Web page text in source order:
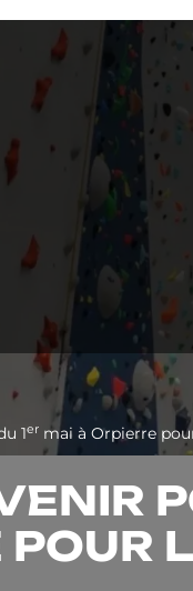
1er mai à Orpierre
POUR